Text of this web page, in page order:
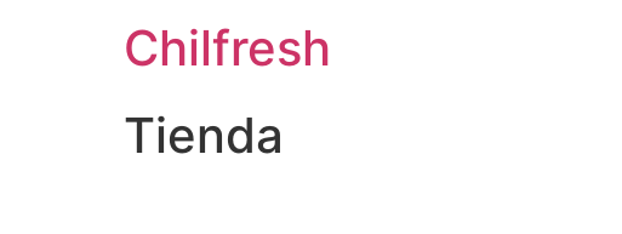
Chilfresh
Tienda